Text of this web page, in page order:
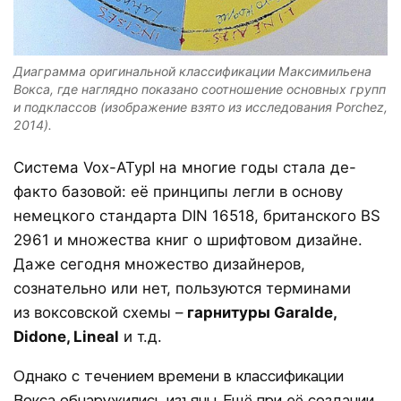
Диаграмма оригинальной классификации Максимильена
Вокса, где наглядно показано соотношение основных групп
и подклассов (изображение взято из исследования Porchez,
2014).
Система Vox-ATypI на многие годы стала де-
факто базовой: её принципы легли в основу
немецкого стандарта DIN 16518, британского BS
2961 и множества книг о шрифтовом дизайне.
Даже сегодня множество дизайнеров,
сознательно или нет, пользуются терминами
из воксовской схемы – гарнитуры Garalde,
Didone, Lineal и т.д.
Однако с течением времени в классификации